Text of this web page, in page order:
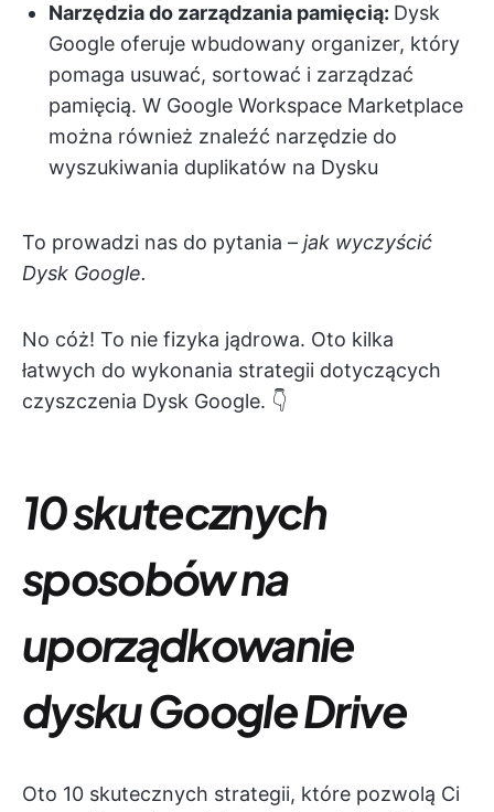
Narzędzia do zarządzania pamięcią: Dysk
Google oferuje wbudowany organizer, który
pomaga usuwać, sortować i zarządzać
pamięcią. W Google Workspace Marketplace
można również znaleźć narzędzie do
wyszukiwania duplikatów na Dysku
To prowadzi nas do pytania – jak wyczyścić
Dysk Google.
No cóż! To nie fizyka jądrowa. Oto kilka
łatwych do wykonania strategii dotyczących
czyszczenia Dysk Google. 👇
10 skutecznych
sposobów na
uporządkowanie
dysku Google Drive
Oto 10 skutecznych strategii, które pozwolą Ci